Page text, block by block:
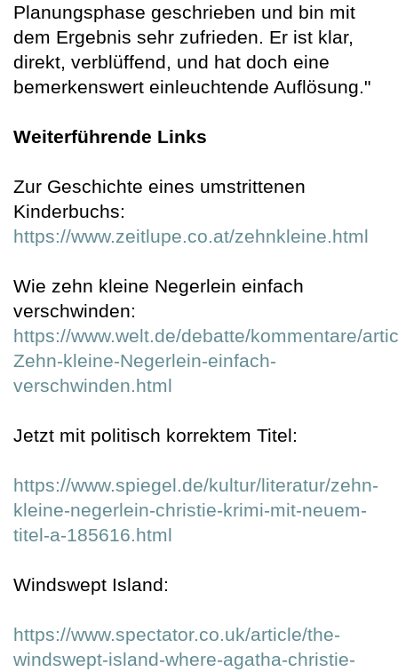
Planungsphase geschrieben und bin mit
dem Ergebnis sehr zufrieden. Er ist klar,
direkt, verblüffend, und hat doch eine
bemerkenswert einleuchtende Auflösung."
Weiterführende Links
Zur Geschichte eines umstrittenen
Kinderbuchs:
https://www.zeitlupe.co.at/zehnkleine.html
Wie zehn kleine Negerlein einfach
verschwinden:
https://www.welt.de/debatte/kommentare/
Zehn-kleine-Negerlein-einfach-
verschwinden.html
Jetzt mit politisch korrektem Titel:
https://www.spiegel.de/kultur/literatur/zehn-
kleine-negerlein-christie-krimi-mit-neuem-
titel-a-185616.html
Windswept Island:
https://www.spectator.co.uk/article/the-
windswept-island-where-agatha-christie-